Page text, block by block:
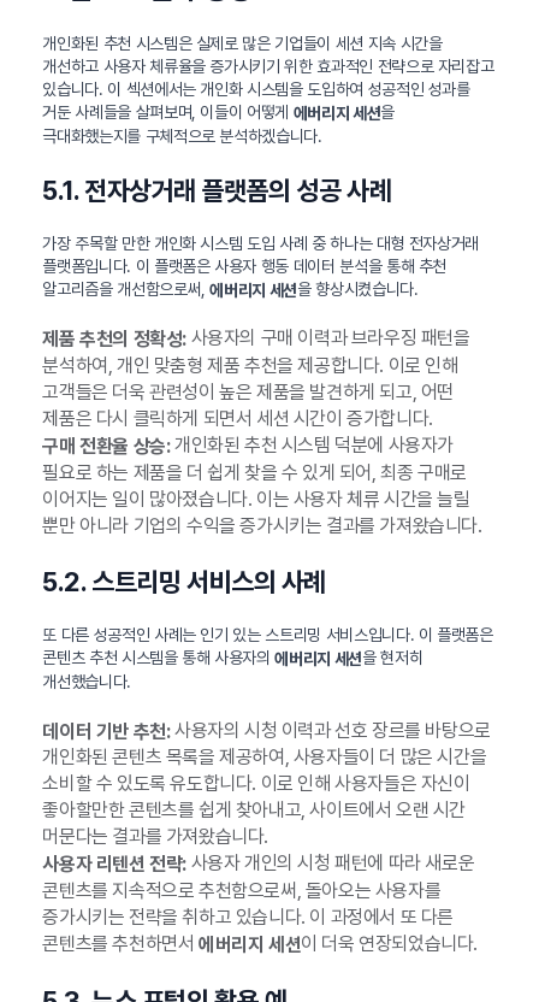
개인화된 추천 시스템은 실제로 많은 기업들이 세션 지속 시간을
개선하고 사용자 체류율을 증가시키기 위한 효과적인 전략으로 자리잡고
있습니다. 이 섹션에서는 개인화 시스템을 도입하여 성공적인 성과를
거둔 사례들을 살펴보며, 이들이 어떻게 에버리지 세션을
극대화했는지를 구체적으로 분석하겠습니다.
5.1. 전자상거래 플랫폼의 성공 사례
가장 주목할 만한 개인화 시스템 도입 사례 중 하나는 대형 전자상거래
플랫폼입니다. 이 플랫폼은 사용자 행동 데이터 분석을 통해 추천
알고리즘을 개선함으로써,에버리지 세션을 향상시켰습니다.
제품 추천의 정확성:사용자의 구매 이력과 브라우징 패턴을
분석하여, 개인 맞춤형 제품 추천을 제공합니다. 이로 인해
고객들은 더욱 관련성이 높은 제품을 발견하게 되고, 어떤
제품은 다시 클릭하게 되면서 세션 시간이 증가합니다.
구매 전환율 상승:개인화된 추천 시스템 덕분에 사용자가
필요로 하는 제품을 더 쉽게 찾을 수 있게 되어, 최종 구매로
이어지는 일이 많아졌습니다. 이는 사용자 체류 시간을 늘릴
뿐만 아니라 기업의 수익을 증가시키는 결과를 가져왔습니다.
5.2. 스트리밍 서비스의 사례
또 다른 성공적인 사례는 인기 있는 스트리밍 서비스입니다. 이 플랫폼은
콘텐츠 추천 시스템을 통해 사용자의에버리지 세션을 현저히
개선했습니다.
데이터 기반 추천:사용자의 시청 이력과 선호 장르를 바탕으로
개인화된 콘텐츠 목록을 제공하여, 사용자들이 더 많은 시간을
소비할 수 있도록 유도합니다. 이로 인해 사용자들은 자신이
좋아할만한 콘텐츠를 쉽게 찾아내고, 사이트에서 오랜 시간
머문다는 결과를 가져왔습니다.
사용자 리텐션 전략:사용자 개인의 시청 패턴에 따라 새로운
콘텐츠를 지속적으로 추천함으로써, 돌아오는 사용자를
증가시키는 전략을 취하고 있습니다. 이 과정에서 또 다른
콘텐츠를 추천하면서 에버리지 세션이 더욱 연장되었습니다.